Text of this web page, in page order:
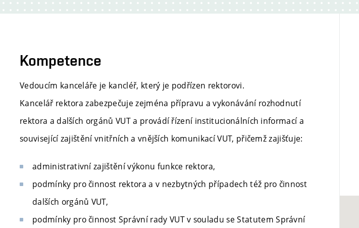
Kompetence
Vedoucím kanceláře je kancléř, který je podřízen rektorovi.
Kancelář rektora zabezpečuje zejména přípravu a vykonávání rozhodnutí
rektora a dalších orgánů VUT a provádí řízení institucionálních informací a
související zajištění vnitřních a vnějších komunikací VUT, přičemž zajišťuje:
administrativní zajištění výkonu funkce rektora,
podmínky pro činnost rektora a v nezbytných případech též pro činnost
dalších orgánů VUT,
podmínky pro činnost Správní rady VUT v souladu se Statutem Správní